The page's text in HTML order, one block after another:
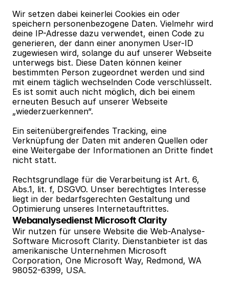
Wir setzen dabei keinerlei Cookies ein oder
speichern personenbezogene Daten. Vielmehr wird
deine IP-Adresse dazu verwendet, einen Code zu
generieren, der dann einer anonymen User-ID
zugewiesen wird, solange du auf unserer Webseite
unterwegs bist. Diese Daten können keiner
bestimmten Person zugeordnet werden und sind
mit einem täglich wechselnden Code verschlüsselt.
Es ist somit auch nicht möglich, dich bei einem
erneuten Besuch auf unserer Webseite
„wiederzuerkennen“.
Ein seitenübergreifendes Tracking, eine
Verknüpfung der Daten mit anderen Quellen oder
eine Weitergabe der Informationen an Dritte findet
nicht statt.
Rechtsgrundlage für die Verarbeitung ist Art. 6,
Abs.1, lit. f, DSGVO. Unser berechtigtes Interesse
liegt in der bedarfsgerechten Gestaltung und
Optimierung unseres Internetauftrittes.
Webanalysedienst Microsoft Clarity
Wir nutzen für unsere Website die Web-Analyse-
Software Microsoft Clarity. Dienstanbieter ist das
amerikanische Unternehmen Microsoft
Corporation, One Microsoft Way, Redmond, WA
98052-6399, USA.